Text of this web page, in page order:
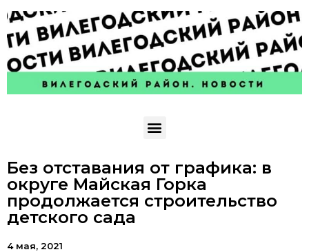
Без отставания от графика: в
округе Майская Горка
продолжается строительство
детского сада
4 мая, 2021